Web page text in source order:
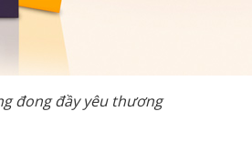
đong đầy yêu thương